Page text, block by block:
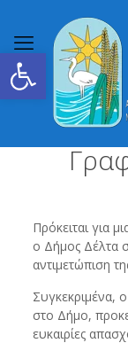
Ανοίξτε τη γραμμή
Πρόκειται για
ο Δήμος Δέλτα
αντιμετώπιση
Συγκεκριμένα,
στο Δήμο,
ευκαιρίες